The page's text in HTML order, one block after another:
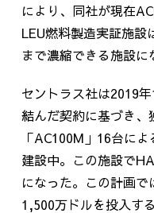
により、同社が現在
LEU燃料製造実証施設
まで濃縮できる施設に
セントラス社は2019
結んだ契約に基づき
「AC100M」16台に
建設中。この施設で
になった。この計画
1,500万ドルを投入す